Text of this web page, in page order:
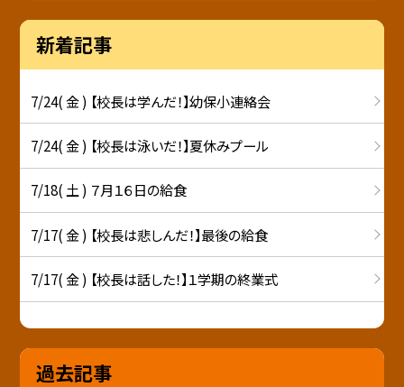
新着記事
7/24( 金 ) 【校長は学んだ！】幼保小連絡会
7/24( 金 ) 【校長は泳いだ！】夏休みプール
7/18( 土 ) ７月１６日の給食
7/17( 金 ) 【校長は悲しんだ！】最後の給食
7/17( 金 ) 【校長は話した！】１学期の終業式
過去記事